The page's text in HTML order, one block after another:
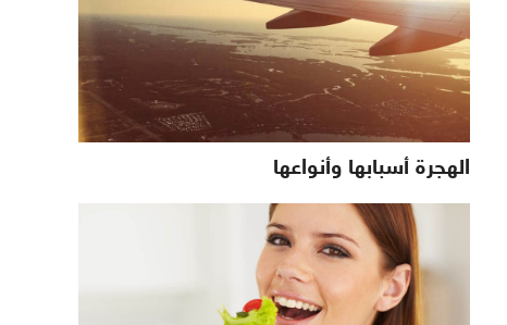
الهجرة أسبابها وأنواعها